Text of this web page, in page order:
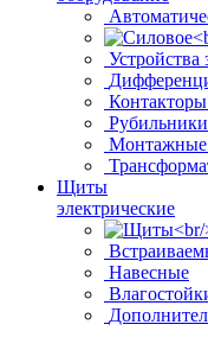
Рубильники
Монтажные
Щиты
электрические
Навесные